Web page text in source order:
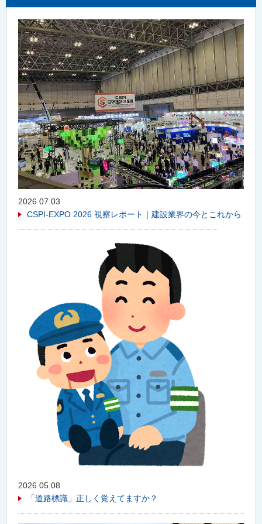
2026 07.03
CSPI-EXPO 2026 視察レポート｜建設業界の今とこれから
2026 05.08
「道路標識」正しく覚えてますか？